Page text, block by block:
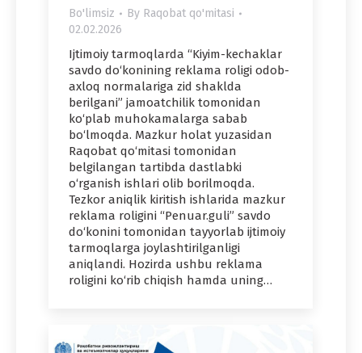
Bo'limsiz By Raqobat qo'mitasi
02.02.2026
Ijtimoiy tarmoqlarda “Kiyim-kechaklar
savdo do‘konining reklama roligi odob-
axloq normalariga zid shaklda
berilgani” jamoatchilik tomonidan
ko‘plab muhokamalarga sabab
bo‘lmoqda. Mazkur holat yuzasidan
Raqobat qo‘mitasi tomonidan
belgilangan tartibda dastlabki
o‘rganish ishlari olib borilmoqda.
Tezkor aniqlik kiritish ishlarida mazkur
reklama roligini “Penuar.guli” savdo
do‘konini tomonidan tayyorlab ijtimoiy
tarmoqlarga joylashtirilganligi
aniqlandi. Hozirda ushbu reklama
roligini ko‘rib chiqish hamda uning…